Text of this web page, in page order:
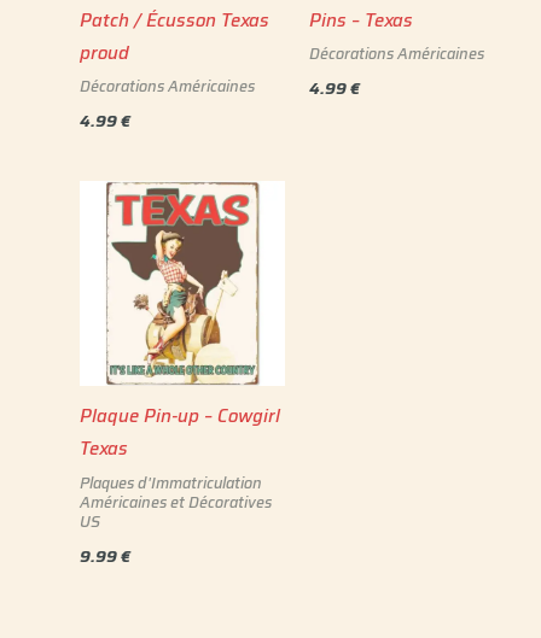
Patch / Écusson Texas
proud
Décorations Américaines
4.99€
Pins – Texas
Décorations Américaines
4.99€
Plaque Pin-up – Cowgirl
Texas
Plaques d'Immatriculation
Américaines et Décoratives
US
9.99€